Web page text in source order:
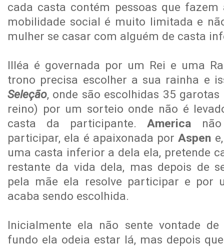
cada casta contém pessoas que fazem
mobilidade social é muito limitada e
mulher se casar com alguém de casta
Illéa é governada por um Rei e uma
trono precisa escolher a sua rainha e
Seleção, onde são escolhidas 35
reino) por um sorteio onde não é
casta da participante.America
participar, ela é apaixonada porAspen
uma casta inferior a dela ela, pretende
restante da vida dela, mas depois de
pela mãe ela resolve participar e por
acaba sendo escolhida.
Inicialmente ela não sente vontade
fundo ela odeia estar lá, mas depois